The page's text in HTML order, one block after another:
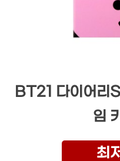
BT21 다이어리
임
최